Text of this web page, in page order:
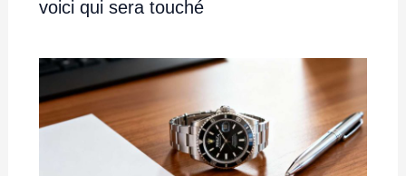
voici qui sera touché